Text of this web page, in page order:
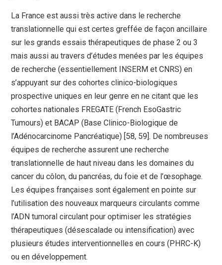
La France est aussi très active dans le recherche
translationnelle qui est certes greffée de façon ancillaire
sur les grands essais thérapeutiques de phase 2 ou 3
mais aussi au travers d’études menées par les équipes
de recherche (essentiellement INSERM et CNRS) en
s’appuyant sur des cohortes clinico-biologiques
prospective uniques en leur genre en ne citant que les
cohortes nationales FREGATE (French EsoGastric
Tumours) et BACAP (Base Clinico-Biologique de
l’Adénocarcinome Pancréatique) [58, 59]. De nombreuses
équipes de recherche assurent une recherche
translationnelle de haut niveau dans les domaines du
cancer du côlon, du pancréas, du foie et de l’œsophage.
Les équipes françaises sont également en pointe sur
l’utilisation des nouveaux marqueurs circulants comme
l’ADN tumoral circulant pour optimiser les stratégies
thérapeutiques (désescalade ou intensification) avec
plusieurs études interventionnelles en cours (PHRC-K)
ou en développement.